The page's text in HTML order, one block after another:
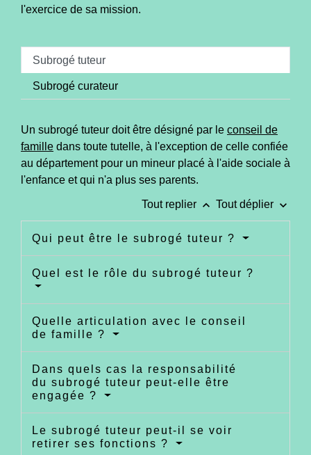
l'exercice de sa mission.
Subrogé tuteur
Subrogé curateur
Un subrogé tuteur doit être désigné par le conseil de
famille dans toute tutelle, à l'exception de celle confiée
au département pour un mineur placé à l'aide sociale à
l'enfance et qui n'a plus ses parents.
Tout replier keyboard_arrow_up Tout déplier keyboard_arrow_down
Qui peut être le subrogé tuteur ?
Quel est le rôle du subrogé tuteur ?
Quelle articulation avec le conseil
de famille ?
Dans quels cas la responsabilité
du subrogé tuteur peut-elle être
engagée ?
Le subrogé tuteur peut-il se voir
retirer ses fonctions ?